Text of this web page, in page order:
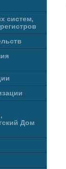
систем,
Дом